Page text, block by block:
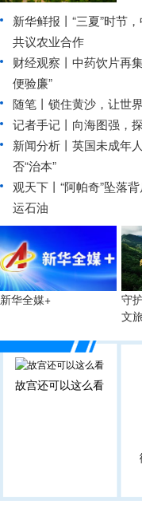
新华鲜报丨“三夏”时节
共议农业合作
财经观察丨 中药饮片再
便验廉”
随笔丨锁住黄沙，让世
记者手记丨向海图强，
新闻分析丨英国未成年
否“治本”
观天下丨“阿帕奇”坠落
运石油
新华全媒+
守
文
故宫还可以这么看